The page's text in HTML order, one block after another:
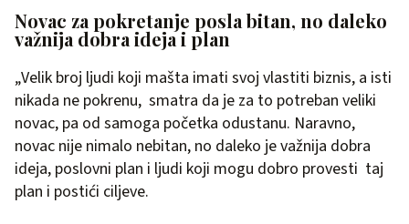
Novac za pokretanje posla bitan, no daleko
važnija dobra ideja i plan
„Velik broj ljudi koji mašta imati svoj vlastiti biznis, a isti
nikada ne pokrenu, smatra da je za to potreban veliki
novac, pa od samoga početka odustanu. Naravno,
novac nije nimalo nebitan, no daleko je važnija dobra
ideja, poslovni plan i ljudi koji mogu dobro provesti taj
plan i postići ciljeve.